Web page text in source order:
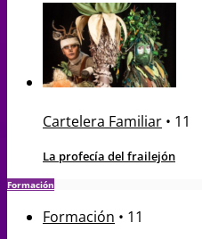
Cartelera Familiar • 11
La profecía del frailejón
Formación
Formación • 11